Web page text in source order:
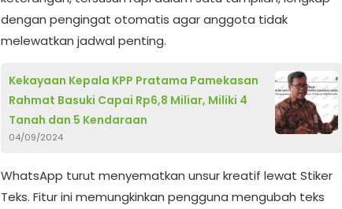
dengan pengingat otomatis agar anggota tidak
melewatkan jadwal penting.
Kekayaan Kepala KPP Pratama Pamekasan
Rahmat Basuki Capai Rp6,8 Miliar, Miliki 4
Tanah dan 5 Kendaraan
04/09/2024
WhatsApp turut menyematkan unsur kreatif lewat Stiker
Teks. Fitur ini memungkinkan pengguna mengubah teks